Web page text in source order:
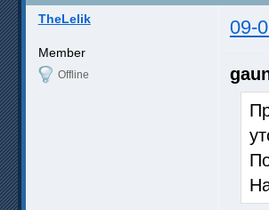
TheLelik 09-
Member
Offline